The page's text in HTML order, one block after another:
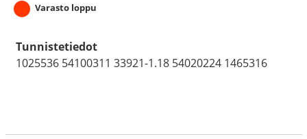
Varasto loppu
Tunnistetiedot
1025536 54100311 33921-1.18 54020224 1465316